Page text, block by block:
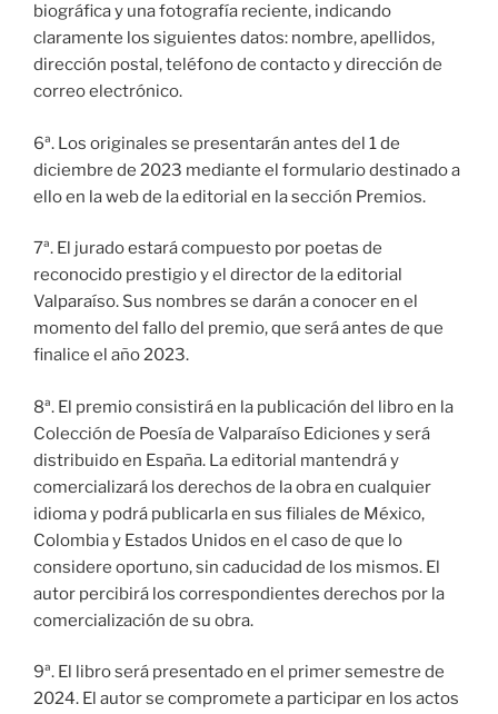
biográfica y una fotografía reciente, indicando
claramente los siguientes datos: nombre, apellidos,
dirección postal, teléfono de contacto y dirección de
correo electrónico.
6ª. Los originales se presentarán antes del 1 de
diciembre de 2023 mediante el formulario destinado a
ello en la web de la editorial en la sección Premios.
7ª. El jurado estará compuesto por poetas de
reconocido prestigio y el director de la editorial
Valparaíso. Sus nombres se darán a conocer en el
momento del fallo del premio, que será antes de que
finalice el año 2023.
8ª. El premio consistirá en la publicación del libro en la
Colección de Poesía de Valparaíso Ediciones y será
distribuido en España. La editorial mantendrá y
comercializará los derechos de la obra en cualquier
idioma y podrá publicarla en sus filiales de México,
Colombia y Estados Unidos en el caso de que lo
considere oportuno, sin caducidad de los mismos. El
autor percibirá los correspondientes derechos por la
comercialización de su obra.
9ª. El libro será presentado en el primer semestre de
2024. El autor se compromete a participar en los actos